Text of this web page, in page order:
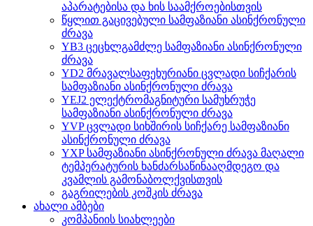
აპარატებისა და ხის საამქროებისთვის
წყლით გაცივებული სამფაზიანი ასინქრონული
ძრავა
YB3 ცეცხლგამძლე სამფაზიანი ასინქრონული
ძრავა
YD2 მრავალსაფეხურიანი ცვლადი სიჩქარის
სამფაზიანი ასინქრონული ძრავა
YEJ2 ელექტრომაგნიტური სამუხრუჭე
სამფაზიანი ასინქრონული ძრავა
YVP ცვლადი სიხშირის სიჩქარე სამფაზიანი
ასინქრონული ძრავა
YXP სამფაზიანი ასინქრონული ძრავა მაღალი
ტემპერატურის ხანძარსაწინააღმდეგო და
კვამლის გამონაბოლქვისთვის
გაგრილების კოშკის ძრავა
ახალი ამბები
კომპანიის სიახლეები